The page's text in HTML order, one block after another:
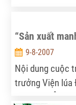
“Sản xuất
9-8-2007
Nội dung cuộc
trưởng Viện lúa